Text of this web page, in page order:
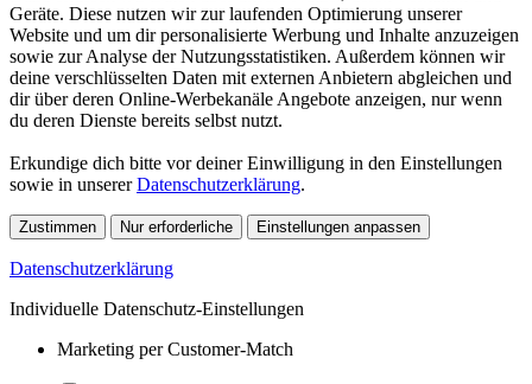
Geräte. Diese nutzen wir zur laufenden Optimierung unserer
Website und um dir personalisierte Werbung und Inhalte anzuzeigen
sowie zur Analyse der Nutzungsstatistiken. Außerdem können wir
deine verschlüsselten Daten mit externen Anbietern abgleichen und
dir über deren Online-Werbekanäle Angebote anzeigen, nur wenn
du deren Dienste bereits selbst nutzt.
Erkundige dich bitte vor deiner Einwilligung in den Einstellungen
sowie in unsererDatenschutzerklärung.
Zustimmen Nur erforderliche Einstellungen anpassen
Datenschutzerklärung
Individuelle Datenschutz-Einstellungen
Marketing per Customer-Match